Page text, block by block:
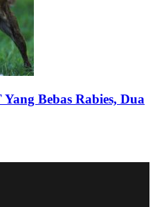
Bebas Rabies, Dua